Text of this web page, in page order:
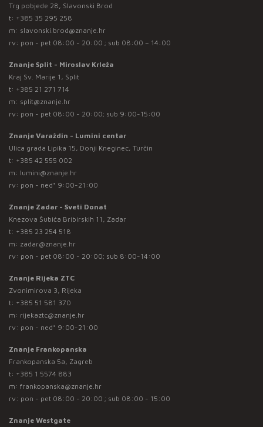
Trg pobjede 28, Slavonski Brod
t: +385 35 295 258
m: slavonski.brod@znanje.hr
rv: pon - pet 08:00 - 20:00 ; sub 08:00 – 14:00
Znanje Split - Miroslav Krleža
Kraj Sv. Marije 1, Split
t: +385 21 271 714
m: split@znanje.hr
rv: pon - pet 08:00 - 20:00; sub 9:00-15:00
Znanje Varaždin - Lumini centar
Ulica grada Lipika 15, Donji Kneginec, Turčin
t: +385 42 555 002
m: lumini@znanje.hr
rv: pon - ned* 9:00-21:00
Znanje Zadar - Sveti Donat
Knezova Šubića Bribirskih 11, Zadar
t: +385 23 254 518
m: zadar@znanje.hr
rv: pon - pet 08:00 - 20:00; sub 8:00-14:00
Znanje Rijeka ZTC
Zvonimirova 3, Rijeka
t: +385 51 581 370
m: rijekaztc@znanje.hr
rv: pon - ned* 9:00-21:00
Znanje Frankopanska
Frankopanska 5a, Zagreb
t: +385 1 5574 883
m: frankopanska@znanje.hr
rv: pon - pet 08:00 - 20:00 ; sub 08:00 - 15:00
Znanje Westgate